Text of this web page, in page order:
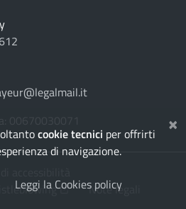
cookie tecnici per offrirti
di navigazione.
Leggi la Cookies policy
×
accessibilità
(Apre il link in una nuova
Note legali